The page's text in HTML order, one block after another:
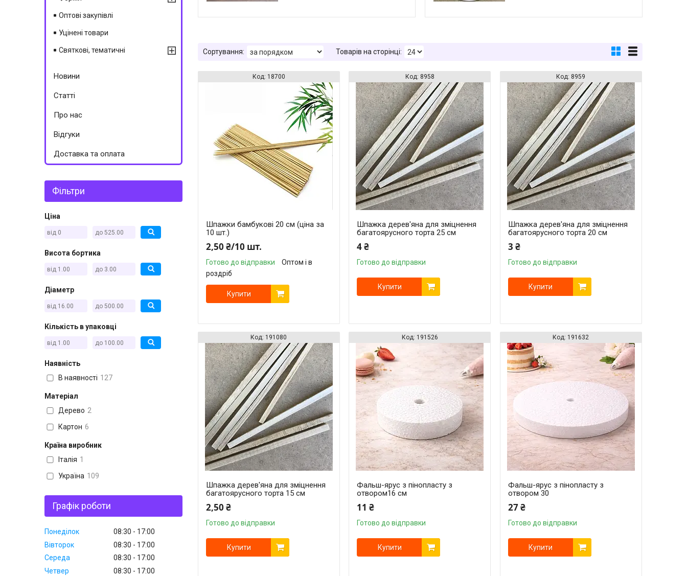
18700
Шпажки бамбукові 20 см (ціна за
10 шт.)
2,50 ₴/10 шт.
Готово до відправки
Оптом і в
роздріб
Купити
8958
Шпажка дерев'яна для зміцнення
багатоярусного торта 25 см
4 ₴
Готово до відправки
Купити
8959
Шпажка дерев'яна для зміцнення
багатоярусного торта 20 см
3 ₴
Готово до відправки
Купити
191080
Шпажка дерев'яна для зміцнення
багатоярусного торта 15 см
2,50 ₴
Готово до відправки
Купити
191526
Фальш-ярус з пінопласту з
отвором16 см
11 ₴
Готово до відправки
Купити
191632
Фальш-ярус з пінопласту з
отвором 30
27 ₴
Готово до відправки
Купити
Оптові закупівлі
Уцінені товари
Святкові, тематичні
Новини
Статті
Про нас
Відгуки
Доставка та оплата
Фільтри
Ціна
Висота бортика
Діаметр
Кількість в упаковці
Наявність
В наявності 127
Матеріал
Дерево 2
Картон 6
Країна виробник
Італія 1
Україна 109
Графік роботи
Понеділок 08:30
17:00
Вівторок
08:30
17:00
Середа
08:30
17:00
Четвер
08:30
17:00